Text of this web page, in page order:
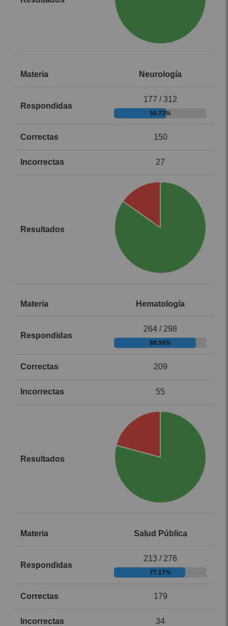
Neurología
177 / 312
56.73%
150
27
Hematología
264 / 298
88.59%
209
55
Salud Pública
213 / 276
77.17%
179
34